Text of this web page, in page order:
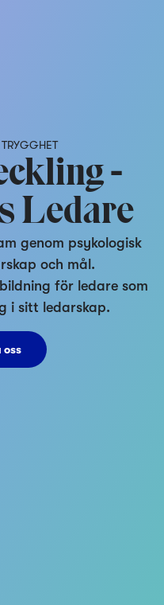
-
Ledare
genom psykologisk
och mål.
för ledare som
i sitt ledarskap.
oss